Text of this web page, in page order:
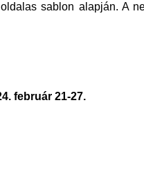
sablon alapján. A
február 21-27.